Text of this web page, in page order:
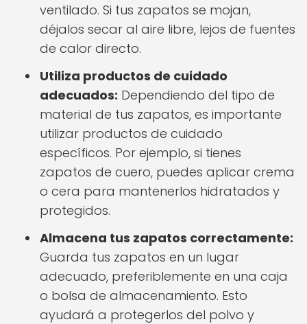
ventilado. Si tus zapatos se mojan,
déjalos secar al aire libre, lejos de fuentes
de calor directo.
Utiliza productos de cuidado
adecuados: Dependiendo del tipo de
material de tus zapatos, es importante
utilizar productos de cuidado
específicos. Por ejemplo, si tienes
zapatos de cuero, puedes aplicar crema
o cera para mantenerlos hidratados y
protegidos.
Almacena tus zapatos correctamente:
Guarda tus zapatos en un lugar
adecuado, preferiblemente en una caja
o bolsa de almacenamiento. Esto
ayudará a protegerlos del polvo y